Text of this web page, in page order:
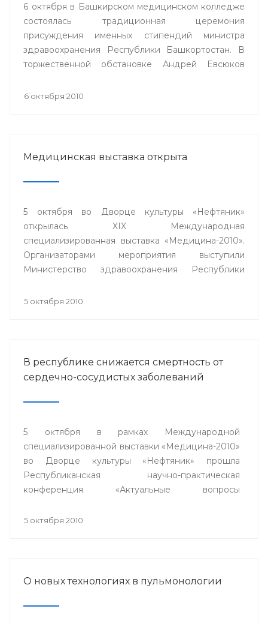
6 октября в Башкирском медицинском колледже
состоялась традиционная церемония
присуждения именных стипендий министра
здравоохранения Республики Башкортостан. В
торжественной обстановке Андрей Евсюков
колледжей республики дипломы о присуждении
6 октября 2010
Медицинская выставка открыта
5 октября во Дворце культуры «Нефтяник»
открылась XIX Международная
специализированная выставка «Медицина-2010».
Организаторами мероприятия выступили
Министерство здравоохранения Республики
ГУП «Медтехника» РБ при содействии Торгово-
5 октября 2010
В республике снижается смертность от
сердечно-сосудистых заболеваний
5 октября в рамках Международной
специализированной выставки «Медицина-2010»
во Дворце культуры «Нефтяник» прошла
Республиканская научно-практическая
конференция «Актуальные вопросы
5 октября 2010
О новых технологиях в пульмонологии